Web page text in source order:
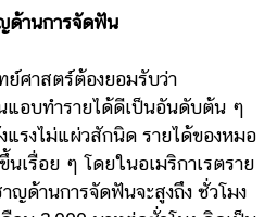
ด้านการจัดฟัน
สตร์ต้องยอมรับว่า
อบทำรายได้ดีเป็นอันดับต้น ๆ
รงไม่แผ่วสักนิด รายได้ของหมอ
เรื่อย ๆ โดยในอเมริกาเรตราย
ญด้านการจัดฟันจะสูงถึง ชั่วโมง